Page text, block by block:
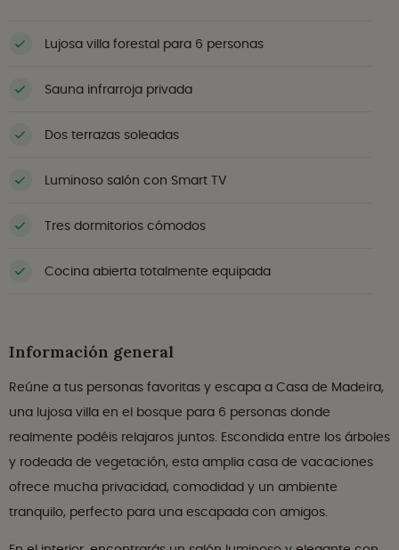
Lujosa villa forestal para 6 personas
Sauna infrarroja privada
Dos terrazas soleadas
Luminoso salón con Smart TV
Tres dormitorios cómodos
Cocina abierta totalmente equipada
Información general
Reúne a tus personas favoritas y escapa a Casa de Madeira,
una lujosa villa en el bosque para 6 personas donde
realmente podéis relajaros juntos. Escondida entre los árboles
y rodeada de vegetación, esta amplia casa de vacaciones
ofrece mucha privacidad, comodidad y un ambiente
tranquilo, perfecto para una escapada con amigos.